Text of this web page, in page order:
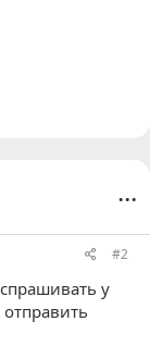
...
#2
у